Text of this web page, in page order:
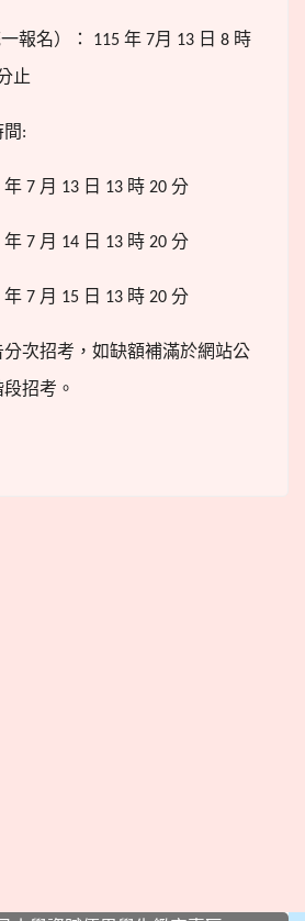
報名）： 115 年 7月 13 日 8 時
止
:
年 7 月 13 日 13 時 20 分
年 7 月 14 日 13 時 20 分
年 7 月 15 日 13 時 20 分
次招考，如缺額補滿於網站公
招考。